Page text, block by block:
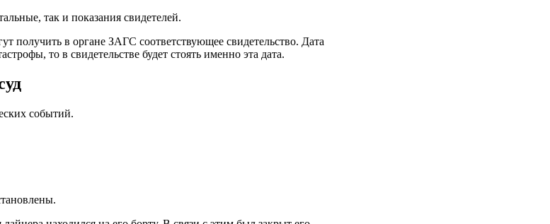
так и показания свидетелей.
получить в органе ЗАГС соответствующее свидетельство. Дата
то в свидетельстве будет стоять именно эта дата.
событий.